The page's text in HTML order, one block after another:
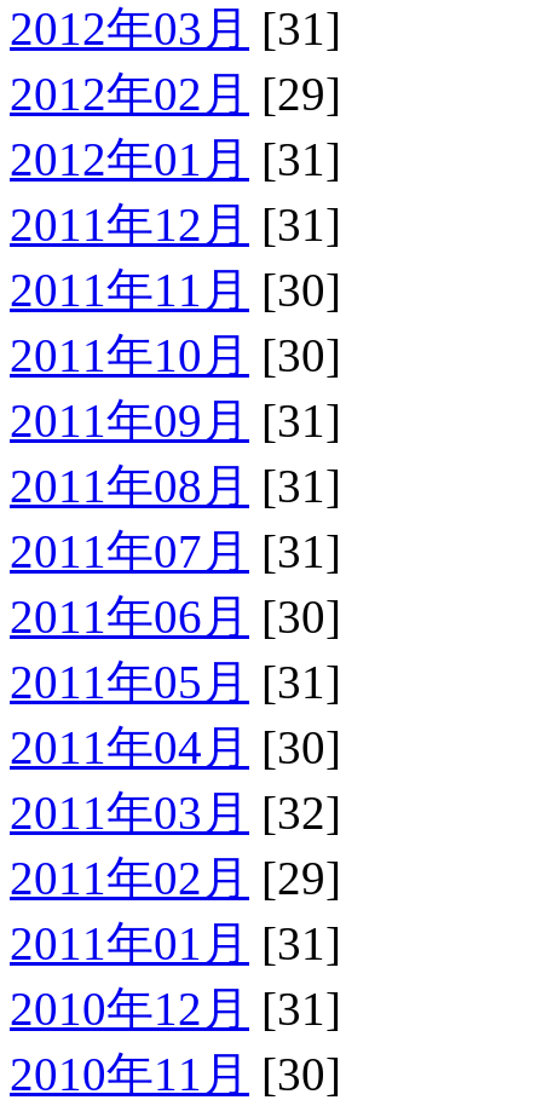
2012年03月 [31]
2012年02月 [29]
2012年01月 [31]
2011年12月 [31]
2011年11月 [30]
2011年10月 [30]
2011年09月 [31]
2011年08月 [31]
2011年07月 [31]
2011年06月 [30]
2011年05月 [31]
2011年04月 [30]
2011年03月 [32]
2011年02月 [29]
2011年01月 [31]
2010年12月 [31]
2010年11月 [30]